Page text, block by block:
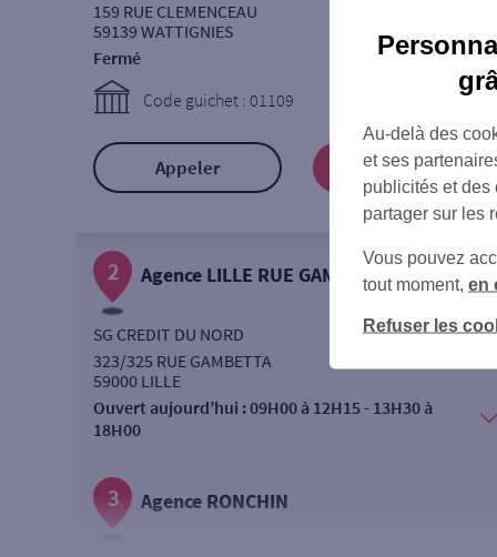
159 RUE CLEMENCEAU
59139 WATTIGNIES
Fermé
Code guichet : 01109
Appeler Prendre RDV
2 Agence LILLE RUE GAMBETTA
SG CREDIT DU NORD
323/325 RUE GAMBETTA
59000 LILLE
Ouvert aujourd’hui :09H00 à 12H15 - 13H30 à
18H00
3 Agence RONCHIN
Au-delà des
et ses
publicités et des
partager sur les
Vous pouvez
tout moment, en
Refuser les